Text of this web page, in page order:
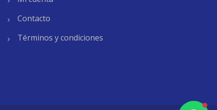
Contacto
Términos y condiciones